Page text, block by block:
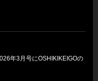
年3月号にOSHIKIKEIGOの